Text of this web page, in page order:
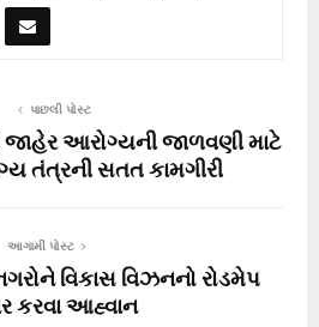
પાછલી પોસ્ટ
જાહેર આરોગ્યની જાળવણી માટે
તંત્રની સતત કામગીરી
આગામી પોસ્ટ
વિકાસ વિઝનનો રોડમેપ
કરવા આહ્વાન